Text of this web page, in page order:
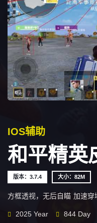
IOS辅助
和平精英
版本：3.7.4 大小：82M
方框透视，无后自瞄 加速穿
2025 Year 844 Day